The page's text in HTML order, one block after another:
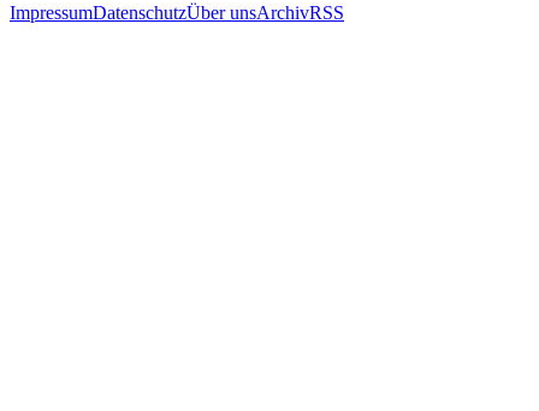
ImpressumDatenschutzÜber unsArchivRSS